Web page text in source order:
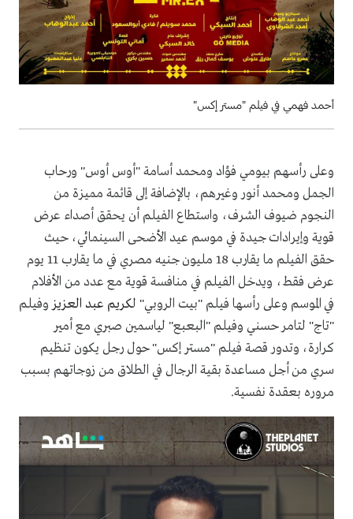
أحمد فهمي في فيلم "مستر إكس"
وعلى رأسهم بيومي فؤاد ومحمد أسامة "أوس أوس" ورحاب
الجمل ومحمد أنور وغيرهم، بالإضافة إلى قائمة مميزة من
النجوم ضيوف الشرف، واستطاع الفيلم أن يحقق أصداء عرض
قوية وإيرادات جيدة في موسم عيد الأضحى السينمائي، حيث
حقق الفيلم ما يقارب 18 مليون جنيه مصري في ما يقارب 11 يوم
عرض فقط، ويدخل الفيلم في منافسة قوية مع عدد من الأفلام
في الموسم وعلى رأسها فيلم "بيت الروبي" لكريم عبد العزيز وفيلم
"تاج" لتامر حسني وفيلم "البعبع" لياسمين صبري مع أمير
كرارة، وتدور قصة فيلم "مستر إكس" حول رجل يكون تنظيم
سري من أجل مساعدة بقية الرجال في الطلاق من زوجاتهم بسبب
مروره بعقدة نفسية.